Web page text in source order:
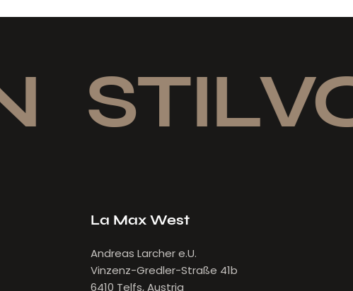
La Max West
Andreas Larcher e.U.
Vinzenz-Gredler-Straße 41b
6410 Telfs, Austria